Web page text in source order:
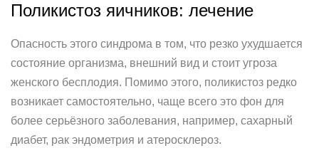
Поликистоз яичников: лечение
Опасность этого синдрома в том, что резко ухудшается
состояние организма, внешний вид и стоит угроза
женского бесплодия. Помимо этого, поликистоз редко
возникает самостоятельно, чаще всего это фон для
более серьёзного заболевания, например, сахарный
диабет, рак эндометрия и атеросклероз.